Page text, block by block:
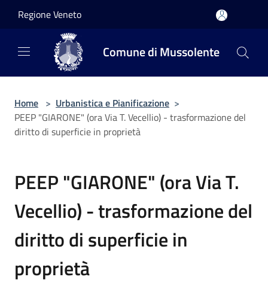
Regione Veneto
Comune di Mussolente
Home > Urbanistica e Pianificazione >
PEEP "GIARONE" (ora Via T. Vecellio) - trasformazione del
diritto di superficie in proprietà
PEEP "GIARONE" (ora Via T.
Vecellio) - trasformazione del
diritto di superficie in
proprietà